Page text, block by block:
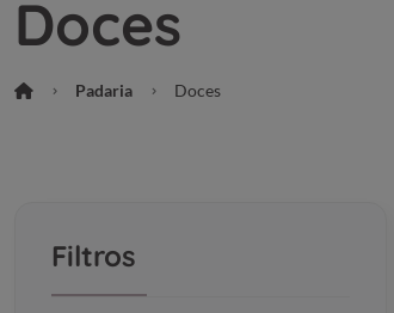
Doces
Padaria Doces
Filtros